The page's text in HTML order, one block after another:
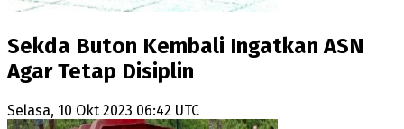
Sekda Buton Kembali Ingatkan ASN
Agar Tetap Disiplin
Selasa, 10 Okt 2023 06:42 UTC